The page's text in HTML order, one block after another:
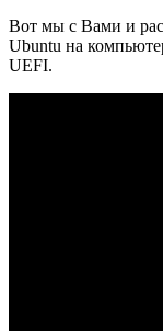
Вот мы с Вами и
Ubuntu на
UEFI.